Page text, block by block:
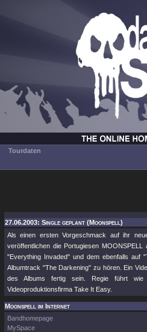
Tourdaten
27.06.2003: Single geplant (Moonspell)
Als einen ersten Vorgeschmack auf ihr
veröffentlichen die Portugiesen
"Everything Invaded" und dem ebenfalls auf
Albumtrack "The Darkening" zu hören. Ein
des Albums fertig sein. Regie führt wie
Videoproduktionsfirma Take It Easy.
Moonspell im Internet
Bandhomepage
MySpace